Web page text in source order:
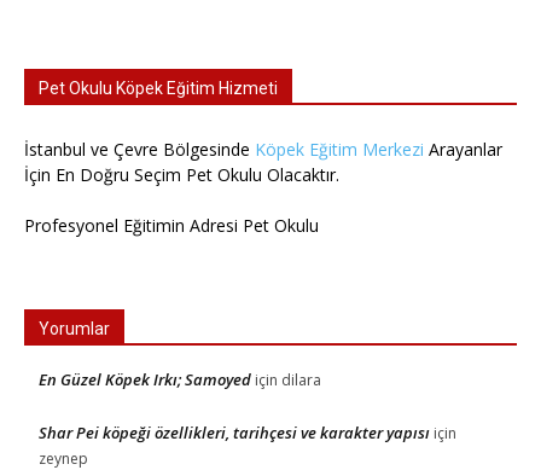
Pet Okulu Köpek Eğitim Hizmeti
İstanbul ve Çevre Bölgesinde Köpek Eğitim Merkezi Arayanlar
İçin En Doğru Seçim Pet Okulu Olacaktır.
Profesyonel Eğitimin Adresi Pet Okulu
Yorumlar
En Güzel Köpek Irkı; Samoyed için dilara
Shar Pei köpeği özellikleri, tarihçesi ve karakter yapısı için
zeynep